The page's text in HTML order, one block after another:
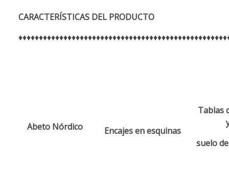
CARACTERÍSTICAS DEL PRODUCTO
Abeto Nórdico Encajes en esquinas
Tablas
suelo